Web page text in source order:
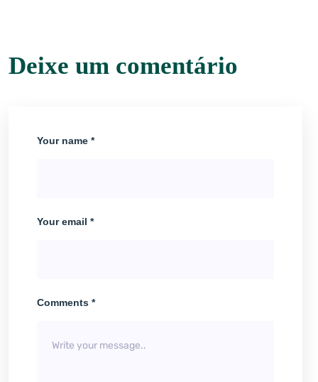
Deixe um comentário
Your name *
Your email *
Comments *